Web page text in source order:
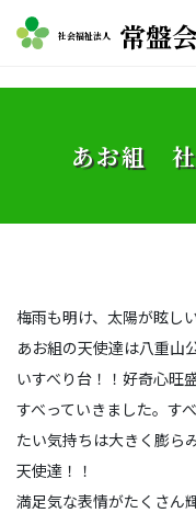
社会福祉法人 常盤
あお組
梅雨も明け、太陽が眩し
あお組の天使達は八重
いすべり台！！好奇心旺
すべっていきました。す
たい気持ちは大きく膨ら
天使達！！
満足気な表情がたくさん